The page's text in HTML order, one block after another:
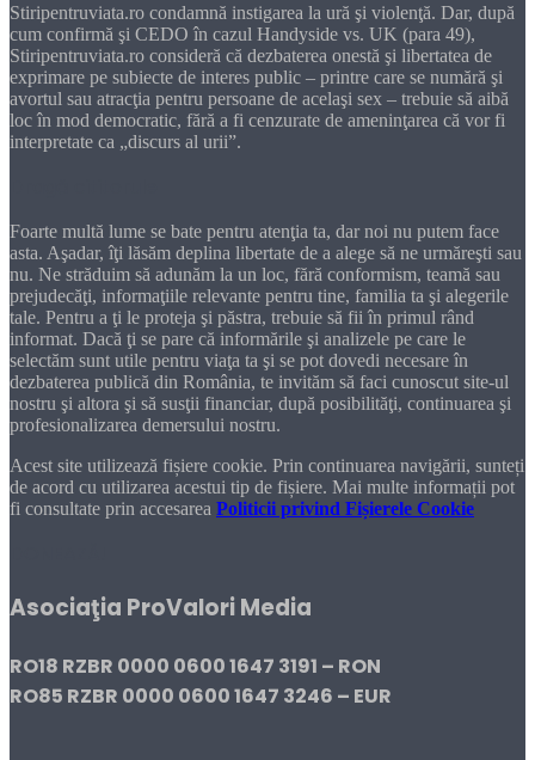
Stiripentruviata.ro condamnă instigarea la ură şi violenţă. Dar, după
cum confirmă şi CEDO în cazul Handyside vs. UK (para 49),
Stiripentruviata.ro consideră că dezbaterea onestă şi libertatea de
exprimare pe subiecte de interes public – printre care se numără şi
avortul sau atracţia pentru persoane de acelaşi sex – trebuie să aibă
loc în mod democratic, fără a fi cenzurate de ameninţarea că vor fi
interpretate ca „discurs al urii”.
Foarte multă lume se bate pentru atenţia ta, dar noi nu putem face
asta. Aşadar, îţi lăsăm deplina libertate de a alege să ne urmăreşti sau
nu. Ne străduim să adunăm la un loc, fără conformism, teamă sau
prejudecăţi, informaţiile relevante pentru tine, familia ta şi alegerile
tale. Pentru a ţi le proteja şi păstra, trebuie să fii în primul rând
informat. Dacă ţi se pare că informările şi analizele pe care le
selectăm sunt utile pentru viaţa ta şi se pot dovedi necesare în
dezbaterea publică din România, te invităm să faci cunoscut site-ul
nostru şi altora şi să susţii financiar, după posibilităţi, continuarea şi
profesionalizarea demersului nostru.
Acest site utilizează fișiere cookie. Prin continuarea navigării, sunteți
de acord cu utilizarea acestui tip de fișiere. Mai multe informații pot
fi consultate prin accesarea Politicii privind Fișierele Cookie
Asociaţia ProValori Media
RO18 RZBR 0000 0600 1647 3191 – RON
RO85 RZBR 0000 0600 1647 3246 – EUR